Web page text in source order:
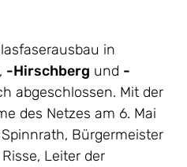
in
, -Hirschberg und -
abgeschlossen. Mit der
des Netzes am 6. Mai
Bürgermeister
Leiter der